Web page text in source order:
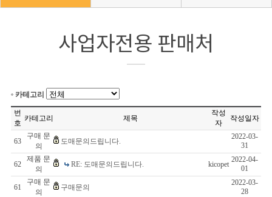
사업자전용 판매처
카테고리
번
호
카테고리 제목
작성
자
작성일자
63
구매 문
의
도매문의드립니다.
2022-03-
31
62
제품 문
의
RE: 도매문의드립니다. kicopet
2022-04-
01
61
구매 문
의
구매문의
2022-03-
28